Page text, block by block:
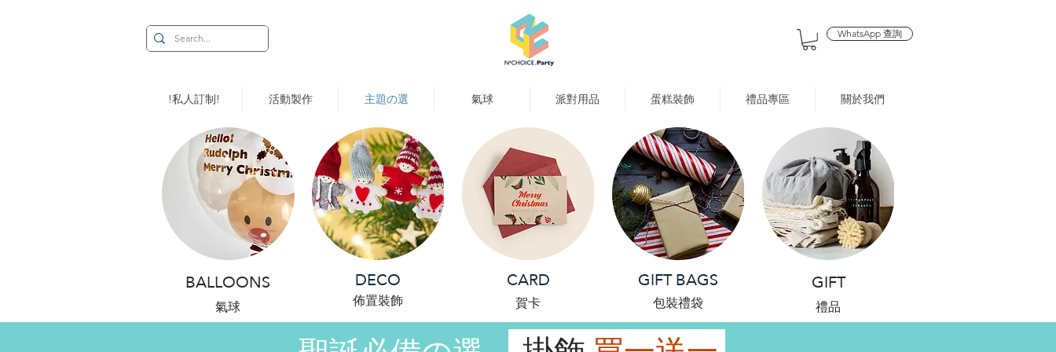
WhatsApp 查詢
!私人訂制! 活動製作 主題の選 氣球 派對用品 蛋糕裝飾 禮品專區 關於我們
BALLOONS
氣球
DECO
​佈置裝飾
CARD
​賀卡
GIFT BAGS
包裝禮袋
GIFT
禮品